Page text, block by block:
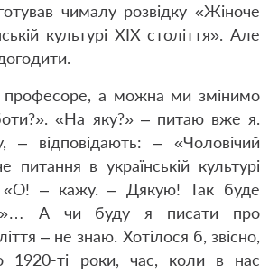
чималу розвідку «Жіноче
культурі ХІХ століття». Але
а можна ми змінимо
«На яку?» – питаю вже я.
відповідають: – «Чоловічий
питання в українській культурі
«О! – кажу. – Дякую! Так буде
А чи буду я писати про
– не знаю. Хотілося б, звісно,
1920-ті роки, час, коли в нас